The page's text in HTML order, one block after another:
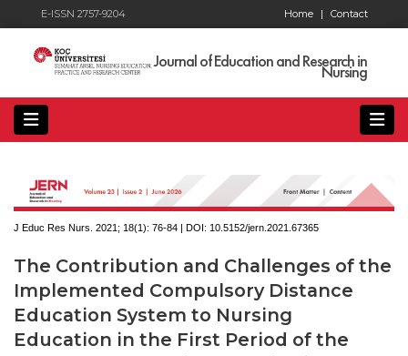
E-ISSN 2757-9204 Contact
Home |
Journal of Education and Research in
Nursing
J Educ Res Nurs. 2021; 18(1): 76-84 | DOI: 10.5152/jern.2021.67365
The Contribution and Challenges of the
Implemented Compulsory Distance
Education System to Nursing
Education in the First Period of the